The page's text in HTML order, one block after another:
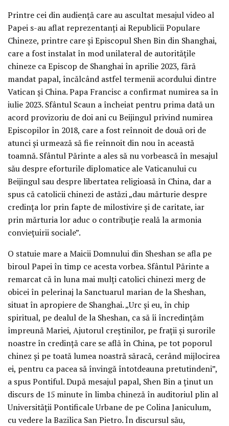
Printre cei din audiență care au ascultat mesajul video al
Papei s-au aflat reprezentanți ai Republicii Populare
Chineze, printre care și Episcopul Shen Bin din Shanghai,
care a fost instalat în mod unilateral de autoritățile
chineze ca Episcop de Shanghai în aprilie 2023, fără
mandat papal, încălcând astfel termenii acordului dintre
Vatican și China. Papa Francisc a confirmat numirea sa în
iulie 2023. Sfântul Scaun a încheiat pentru prima dată un
acord provizoriu de doi ani cu Beijingul privind numirea
Episcopilor în 2018, care a fost reînnoit de două ori de
atunci și urmează să fie reînnoit din nou în această
toamnă. Sfântul Părinte a ales să nu vorbească în mesajul
său despre eforturile diplomatice ale Vaticanului cu
Beijingul sau despre libertatea religioasă în China, dar a
spus că catolicii chinezi de astăzi „dau mărturie despre
credința lor prin fapte de milostivire și de caritate, iar
prin mărturia lor aduc o contribuție reală la armonia
conviețuirii sociale”.
O statuie mare a Maicii Domnului din Sheshan se afla pe
biroul Papei în timp ce acesta vorbea. Sfântul Părinte a
remarcat că în luna mai mulți catolici chinezi merg de
obicei în pelerinaj la Sanctuarul marian de la Sheshan,
situat în apropiere de Shanghai. „Urc și eu, în chip
spiritual, pe dealul de la Sheshan, ca să îi încredințăm
împreună Mariei, Ajutorul creștinilor, pe frații și surorile
noastre în credință care se află în China, pe tot poporul
chinez și pe toată lumea noastră săracă, cerând mijlocirea
ei, pentru ca pacea să învingă întotdeauna pretutindeni”,
a spus Pontiful. După mesajul papal, Shen Bin a ținut un
discurs de 15 minute în limba chineză în auditoriul plin al
Universității Pontificale Urbane de pe Colina Janiculum,
cu vedere la Bazilica San Pietro. În discursul său,